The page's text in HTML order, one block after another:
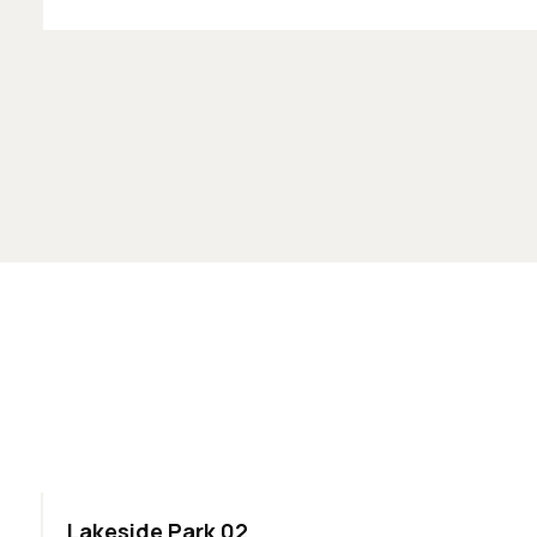
ODPORÚČAME